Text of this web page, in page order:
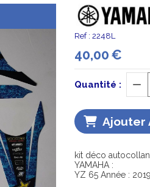
Ref : 2248L
40,00€
Quantité :
Ajouter
kit déco
YAMAHA :
YZ 65 Année :